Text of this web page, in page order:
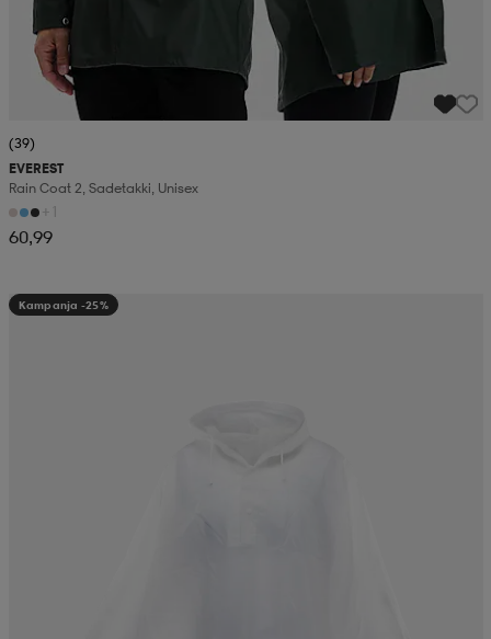
(39)
EVEREST
Rain Coat 2, Sadetakki, Unisex
+1
60,99
Kampanja -25%